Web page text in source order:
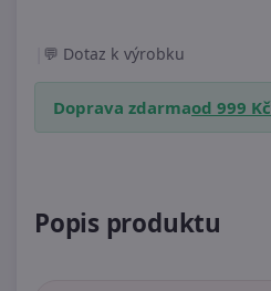
Dotaz k výrobku
Doprava zdarmaod 999 Kč
Popis produktu